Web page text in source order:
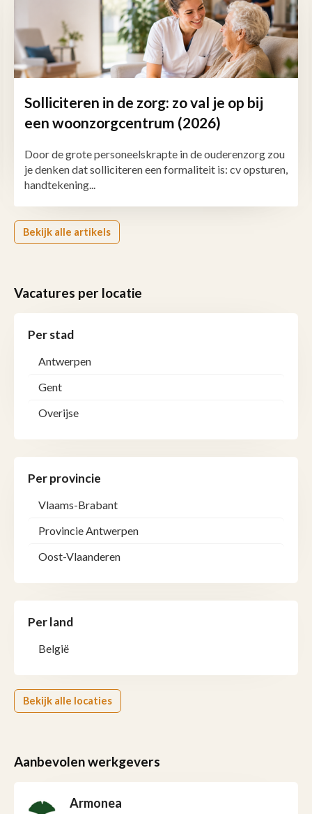
Solliciteren in de zorg: zo val je op bij
een woonzorgcentrum (2026)
Door de grote personeelskrapte in de ouderenzorg zou
je denken dat solliciteren een formaliteit is: cv opsturen,
handtekening...
Bekijk alle artikels
Vacatures per locatie
Per stad
Antwerpen
Gent
Overijse
Per provincie
Vlaams-Brabant
Provincie Antwerpen
Oost-Vlaanderen
Per land
België
Bekijk alle locaties
Aanbevolen werkgevers
Armonea